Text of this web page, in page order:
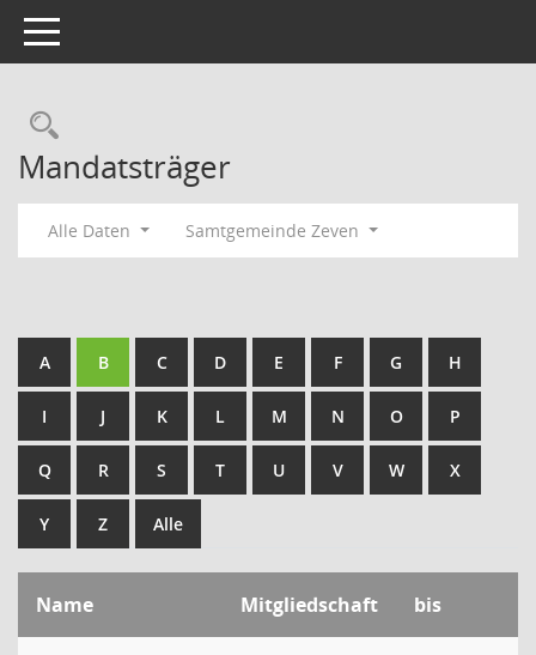
Toggle navigation
Rechercheauswahl
Mandatsträger
Alle Daten Samtgemeinde Zeven
A B C D E F G H
I J K L M N O P
Q R S T U V W X
Y Z Alle
Name Mitgliedschaft bis